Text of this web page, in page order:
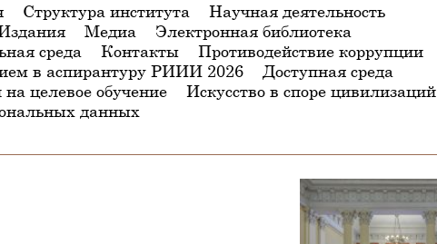
Структура института
Научная деятельность
Медиа
Электронная библиотека
среда
Контакты
Противодействие коррупции
в аспирантуру РИИИ 2026
Доступная среда
целевое обучение
Искусство в споре цивилизаций
данных